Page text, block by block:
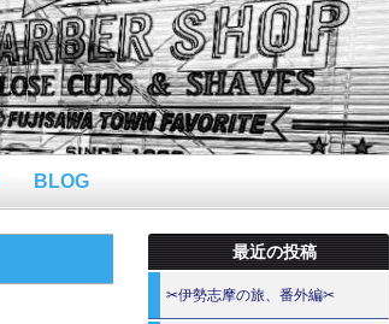
BLOG
最近の投稿
✂伊勢志摩の旅、番外編✂